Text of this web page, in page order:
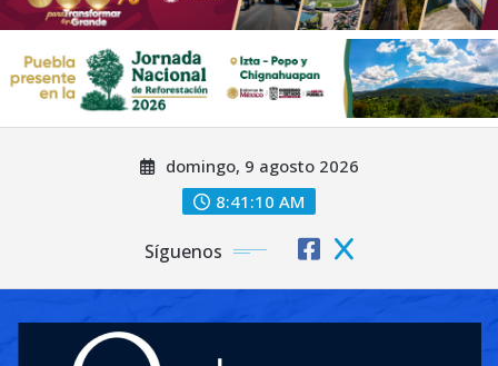
domingo, 9 agosto 2026
8:41:12 AM
Síguenos